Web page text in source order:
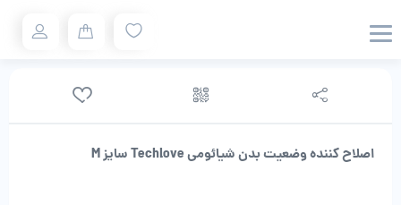
اصلاح کننده وضعیت بدن شیائومی Techlove سایز M